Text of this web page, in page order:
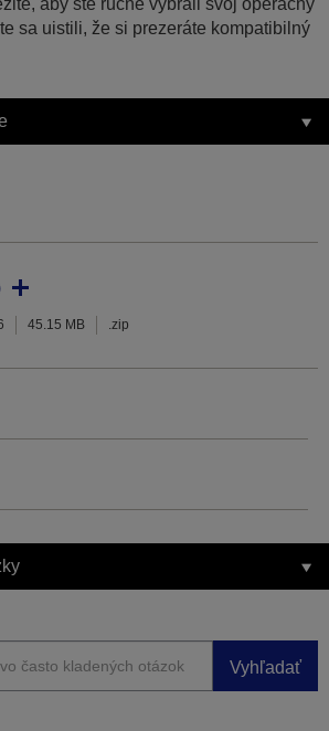
aby ste ručne vybrali svoj operačný
sa uistili, že si prezeráte kompatibilný
45.15 MB .zip
Vyhľadať